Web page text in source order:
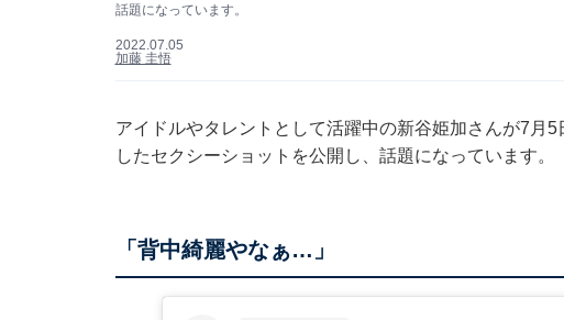
話題になっています。
2022.07.05
加藤 圭悟
アイドルやタレントとして活躍中の新谷姫加さんが7月
したセクシーショットを公開し、話題になっています。
「背中綺麗やなぁ…」